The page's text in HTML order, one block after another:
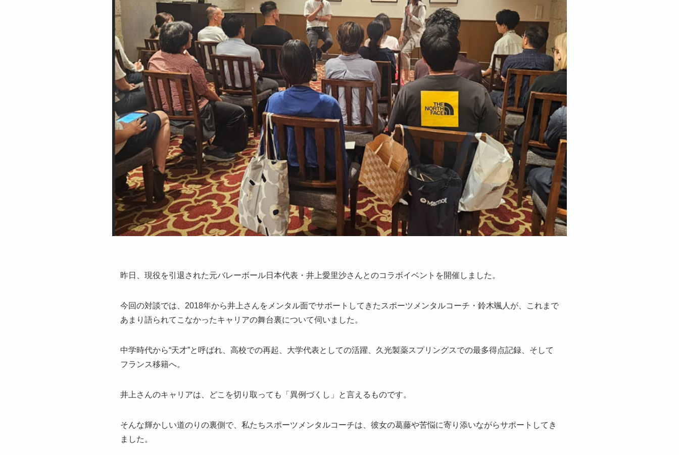
昨日、現役を引退された元バレーボール日本代表・井上愛里沙さんとのコラボイベントを開催しました。
今回の対談では、2018年から井上さんをメンタル面でサポートしてきたスポーツメンタルコーチ・鈴木颯人が、これまで
あまり語られてこなかったキャリアの舞台裏について伺いました。
中学時代から“天才”と呼ばれ、高校での再起、大学代表としての活躍、久光製薬スプリングスでの最多得点記録、そして
フランス移籍へ。
井上さんのキャリアは、どこを切り取っても「異例づくし」と言えるものです。
そんな輝かしい道のりの裏側で、私たちスポーツメンタルコーチは、彼女の葛藤や苦悩に寄り添いながらサポートしてき
ました。